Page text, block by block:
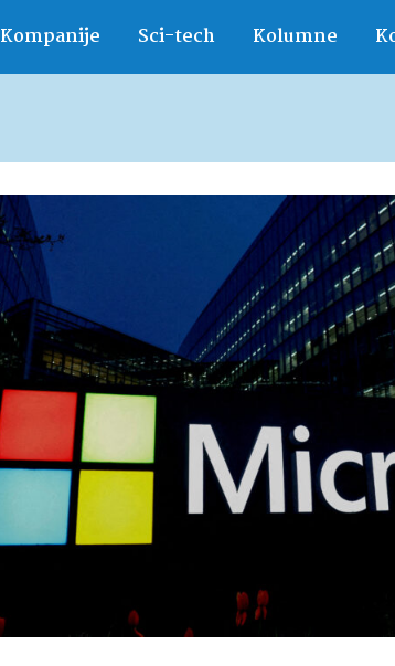
Kompanije Sci-tech Kolumne